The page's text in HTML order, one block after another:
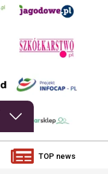
TOP news